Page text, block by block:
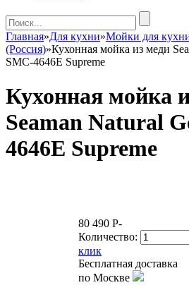
Главная»Для кухни»Мойки для
(Россия)»Кухонная мойка из меди
SMC-4646E Supreme
Кухонная мойка
Seaman Natural
4646E Supreme
80 490 P-
Количество:
клик
Бесплатная доставка
по Москве